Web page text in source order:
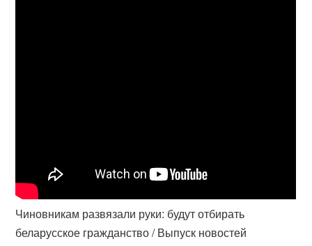
Чиновникам развязали руки: будут отбирать
беларусское гражданство / Выпуск новостей